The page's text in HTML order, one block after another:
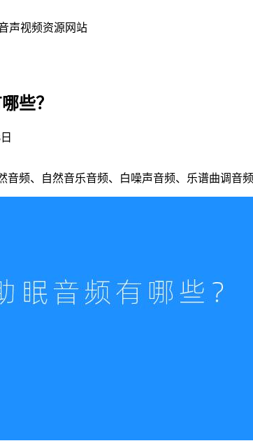
声视频资源网站
些？
音频、自然音乐音频、白噪声音频、乐谱曲调音频